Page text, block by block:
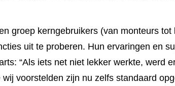
groep kerngebruikers (van monteurs
uit te proberen. Hun ervaringen en
“Als iets net niet lekker werkte, werd
voorstelden zijn nu zelfs standaard